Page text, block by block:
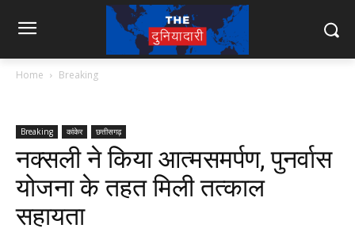
Home Breaking
Breaking कांकेर छत्तीसगढ़
नक्सली ने किया आत्मसमर्पण, पुनर्वास
योजना के तहत मिली तत्काल
सहायता